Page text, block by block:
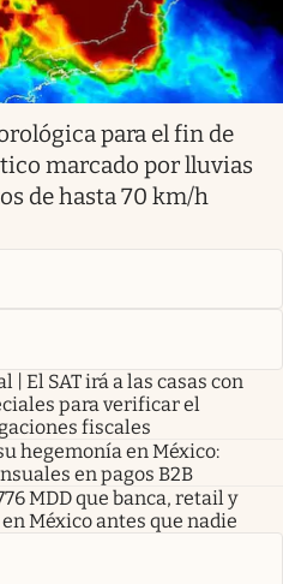
para el fin de
marcado por lluvias
de hasta 70 km/h
| El SAT irá a las casas con
para verificar el
fiscales
hegemonía en México:
en pagos B2B
MDD que banca, retail y
México antes que nadie